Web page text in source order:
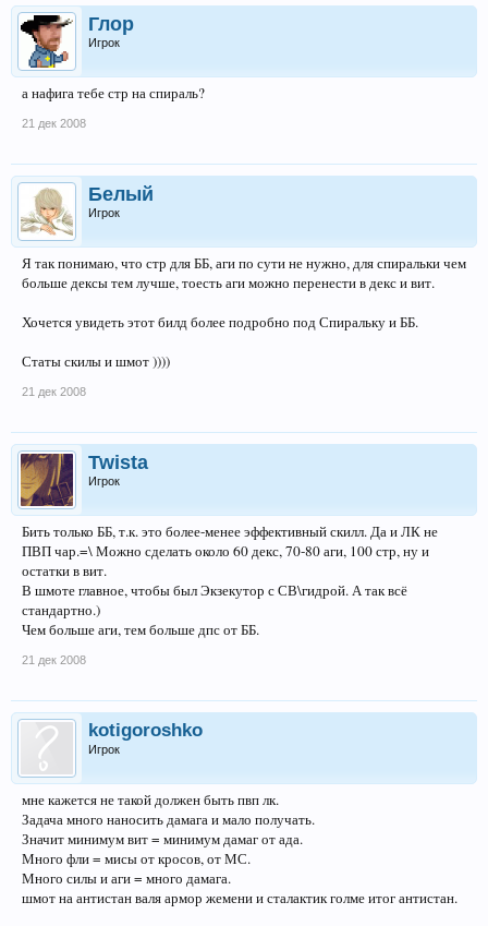
Глор
Игрок
а нафига тебе стр на спираль?
21 дек 2008
Белый
Игрок
Я так понимаю, что стр для ББ, аги по сути не нужно, для спиральки чем
больше дексы тем лучше, тоесть аги можно перенести в декс и вит.
Хочется увидеть этот билд более подробно под Спиральку и ББ.
Статы скилы и шмот ))))
21 дек 2008
Twista
Игрок
Бить только ББ, т.к. это более-менее эффективный скилл. Да и ЛК не
ПВП чар.=\ Можно сделать около 60 декс, 70-80 аги, 100 стр, ну и
остатки в вит.
В шмоте главное, чтобы был Экзекутор с СВ\гидрой. А так всё
стандартно.)
Чем больше аги, тем больше дпс от ББ.
21 дек 2008
kotigoroshko
Игрок
мне кажется не такой должен быть пвп лк.
Задача много наносить дамага и мало получать.
Значит минимум вит = минимум дамаг от ада.
Много фли = мисы от кросов, от МС.
Много силы и аги = много дамага.
шмот на антистан валя армор жемени и сталактик голме итог антистан.